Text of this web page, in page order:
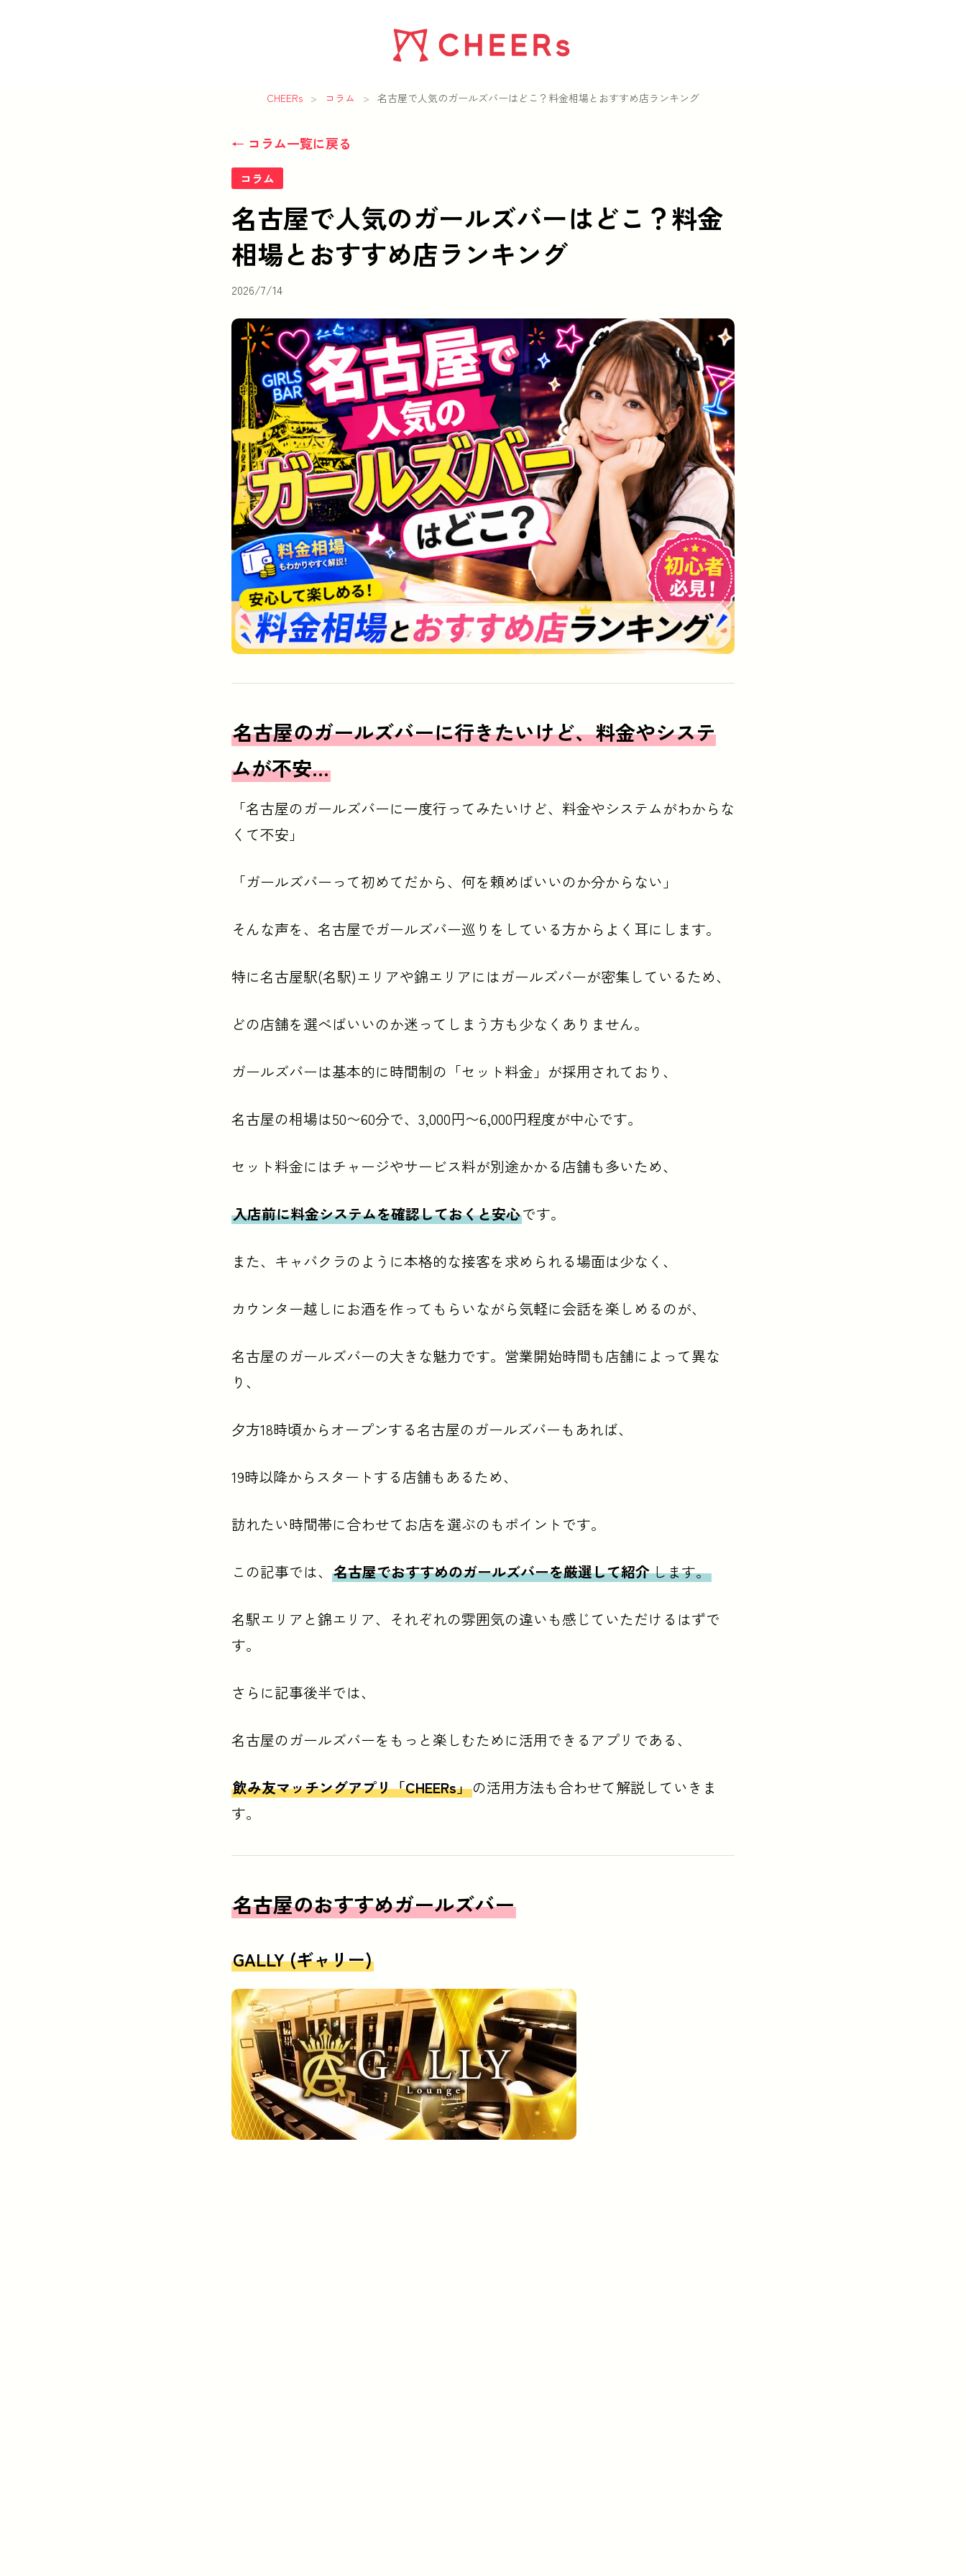
CHEERs > コラム > 名古屋で人気のガールズバーはどこ？料金相場とおすすめ店ランキング
← コラム一覧に戻る
コラム
名古屋で人気のガールズバーはどこ？料金
相場とおすすめ店ランキング
2026/7/14
名古屋のガールズバーに行きたいけど、料金やシステ
ムが不安…
「名古屋のガールズバーに一度行ってみたいけど、料金やシステムがわからな
くて不安」
「ガールズバーって初めてだから、何を頼めばいいのか分からない」
そんな声を、名古屋でガールズバー巡りをしている方からよく耳にします。
特に名古屋駅(名駅)エリアや錦エリアにはガールズバーが密集しているため、
どの店舗を選べばいいのか迷ってしまう方も少なくありません。
ガールズバーは基本的に時間制の「セット料金」が採用されており、
名古屋の相場は50〜60分で、3,000円〜6,000円程度が中心です。
セット料金にはチャージやサービス料が別途かかる店舗も多いため、
入店前に料金システムを確認しておくと安心です。
また、キャバクラのように本格的な接客を求められる場面は少なく、
カウンター越しにお酒を作ってもらいながら気軽に会話を楽しめるのが、
名古屋のガールズバーの大きな魅力です。営業開始時間も店舗によって異な
り、
夕方18時頃からオープンする名古屋のガールズバーもあれば、
19時以降からスタートする店舗もあるため、
訪れたい時間帯に合わせてお店を選ぶのもポイントです。
この記事では、 名古屋でおすすめのガールズバーを厳選して紹介します。
名駅エリアと錦エリア、それぞれの雰囲気の違いも感じていただけるはずで
す。
さらに記事後半では、
名古屋のガールズバーをもっと楽しむために活用できるアプリである、
飲み友マッチングアプリ「CHEERs」の活用方法も合わせて解説していきま
す。
名古屋のおすすめガールズバー
GALLY (ギャリー)